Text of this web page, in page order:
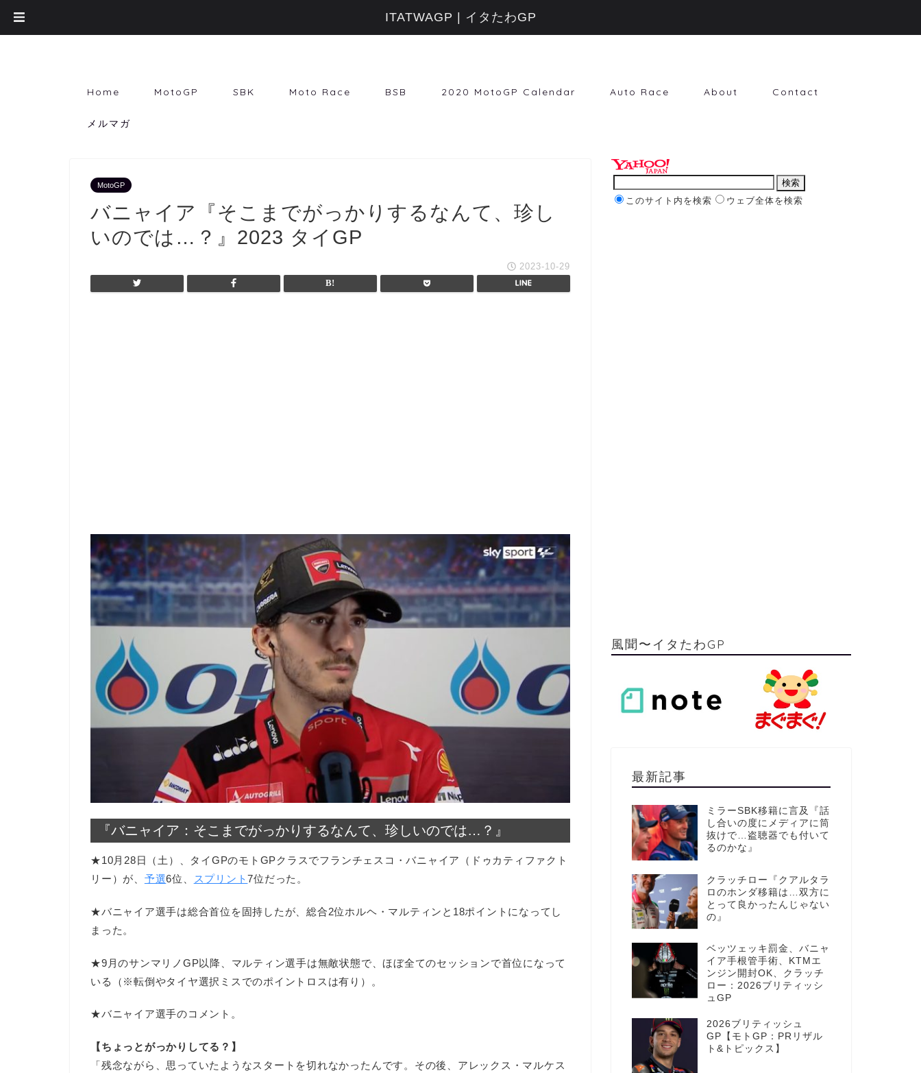
Home MotoGP SBK Moto Race BSB 2020 MotoGP Calendar Auto Race About Contact
メルマガ
MotoGP
バニャイア『そこまでがっかりするなんて、珍し
いのでは…？』2023 タイGP
2023-10-29
『バニャイア：そこまでがっかりするなんて、珍しいのでは…？』
★10月28日（土）、タイGPのモトGPクラスでフランチェスコ・バニャイア（ドゥカティファクト
リー）が、 予選6位、 スプリント7位だった。
★バニャイア選手は総合首位を固持したが、総合2位ホルヘ・マルティンと18ポイントになってし
まった。
★9月のサンマリノGP以降、マルティン選手は無敵状態で、ほぼ全てのセッションで首位になって
いる（※転倒やタイヤ選択ミスでのポイントロスは有り）。
★バニャイア選手のコメント。
【ちょっとがっかりしてる？】
「残念ながら、思っていたようなスタートを切れなかったんです。その後、アレックス・マルケス
このサイト内を検索 ウェブ全体を検索
風聞〜イタたわGP
最新記事
ミラーSBK移籍に言及『話
し合いの度にメディアに筒
抜けで…盗聴器でも付いて
るのかな』
クラッチロー『クアルタラ
ロのホンダ移籍は…双方に
とって良かったんじゃない
の』
ベッツェッキ罰金、バニャ
イア手根管手術、KTMエ
ンジン開封OK、クラッチ
ロー：2026ブリティッシ
ュGP
2026ブリティッシュ
GP【モトGP：PRリザル
ト&トピックス】
ITATWAGP | イタたわGP